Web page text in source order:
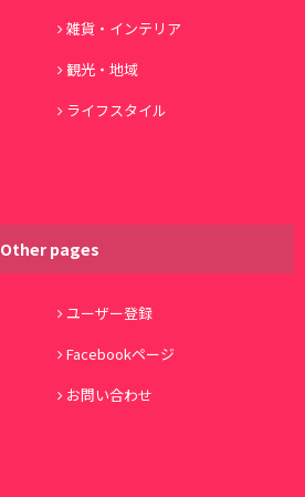
雑貨・インテリア
観光・地域
ライフスタイル
Other pages
ユーザー登録
Facebookページ
お問い合わせ